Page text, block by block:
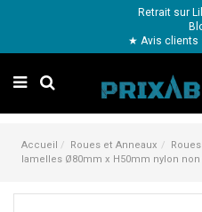
Retrait sur
★ Avis
Accueil Roues et Anneaux
lamelles Ø80mm x H50mm nylon